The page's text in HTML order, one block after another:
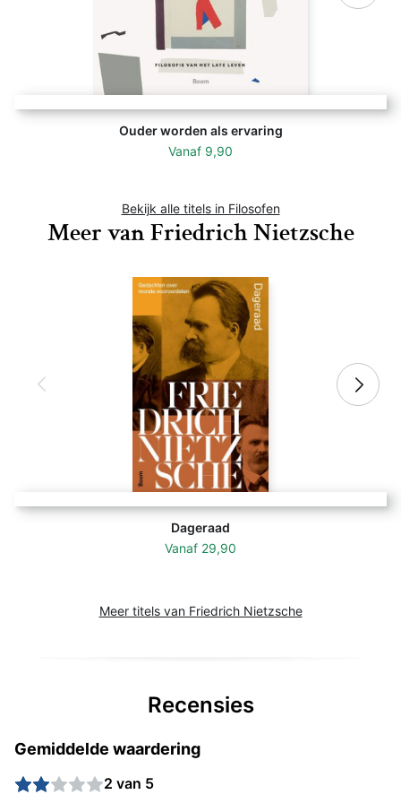
Ouder worden als ervaring
Vanaf 9,90
Bekijk alle titels in Filosofen
Meer van Friedrich Nietzsche
Dageraad
Vanaf 29,90
Meer titels van Friedrich Nietzsche
Recensies
Gemiddelde waardering
2 van 5